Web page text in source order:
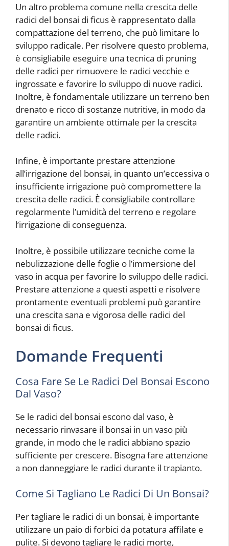
Un altro problema comune nella crescita delle
radici del bonsai di ficus è rappresentato dalla
compattazione del terreno, che può limitare lo
sviluppo radicale. Per risolvere questo problema,
è consigliabile eseguire una tecnica di pruning
delle radici per rimuovere le radici vecchie e
ingrossate e favorire lo sviluppo di nuove radici.
Inoltre, è fondamentale utilizzare un terreno ben
drenato e ricco di sostanze nutritive, in modo da
garantire un ambiente ottimale per la crescita
delle radici.
Infine, è importante prestare attenzione
all’irrigazione del bonsai, in quanto un’eccessiva o
insufficiente irrigazione può compromettere la
crescita delle radici. È consigliabile controllare
regolarmente l’umidità del terreno e regolare
l’irrigazione di conseguenza.
Inoltre, è possibile utilizzare tecniche come la
nebulizzazione delle foglie o l’immersione del
vaso in acqua per favorire lo sviluppo delle radici.
Prestare attenzione a questi aspetti e risolvere
prontamente eventuali problemi può garantire
una crescita sana e vigorosa delle radici del
bonsai di ficus.
Domande Frequenti
Cosa Fare Se Le Radici Del Bonsai Escono
Dal Vaso?
Se le radici del bonsai escono dal vaso, è
necessario rinvasare il bonsai in un vaso più
grande, in modo che le radici abbiano spazio
sufficiente per crescere. Bisogna fare attenzione
a non danneggiare le radici durante il trapianto.
Come Si Tagliano Le Radici Di Un Bonsai?
Per tagliare le radici di un bonsai, è importante
utilizzare un paio di forbici da potatura affilate e
pulite. Si devono tagliare le radici morte,